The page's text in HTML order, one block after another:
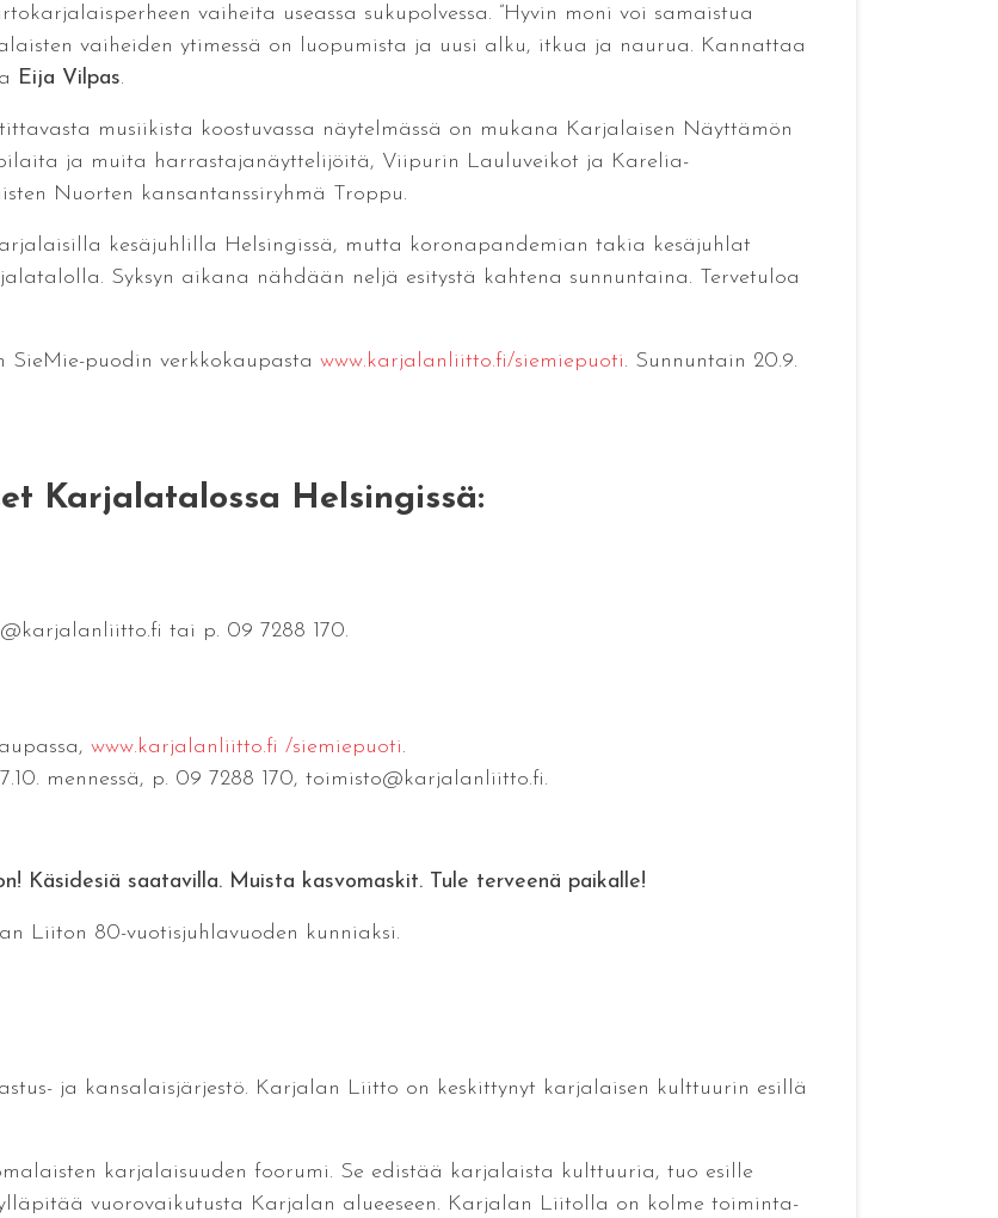
vaiheita useassa sukupolvessa. ”Hyvin moni voi samaistua
vaiheiden ytimessä on luopumista ja uusi alku, itkua ja naurua. Kannattaa
Eija Vilpas.
musiikista koostuvassa näytelmässä on mukana Karjalaisen Näyttämön
ja muita harrastajanäyttelijöitä, Viipurin Lauluveikot ja Karelia-
Nuorten kansantanssiryhmä Troppu.
kesäjuhlilla Helsingissä, mutta koronapandemian takia kesäjuhlat
Syksyn aikana nähdään neljä esitystä kahtena sunnuntaina. Tervetuloa
puodin verkkokaupasta www.karjalanliitto.fi/siemiepuoti. Sunnuntain 20.9.
Karjalatalossa Helsingissä:
tai p. 09 7288 170.
www.karjalanliitto.fi /siemiepuoti.
mennessä, p. 09 7288 170, toimisto@karjalanliitto.fi.
Käsidesiä saatavilla. Muista kasvomaskit. Tule terveenä paikalle!
Liiton 80-vuotisjuhlavuoden kunniaksi.
ja kansalaisjärjestö. Karjalan Liitto on keskittynyt karjalaisen kulttuurin esillä
karjalaisuuden foorumi. Se edistää karjalaista kulttuuria, tuo esille
vuorovaikutusta Karjalan alueeseen. Karjalan Liitolla on kolme toiminta-